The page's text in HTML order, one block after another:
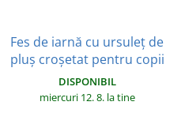
Fes de iarnă cu ursuleț de
pluș croșetat pentru copii
DISPONIBIL
miercuri 12. 8. la tine